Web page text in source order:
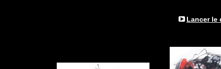
Lancer le